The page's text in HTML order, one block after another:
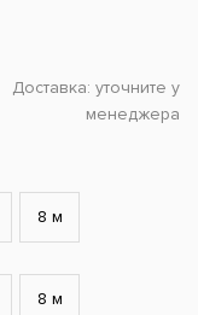
Доставка: уточните у
менеджера
8 м
8 м